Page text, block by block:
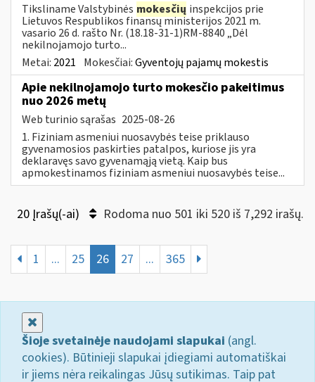
Tiksliname Valstybinės mokesčių inspekcijos prie
Lietuvos Respublikos finansų ministerijos 2021 m.
vasario 26 d. rašto Nr. (18.18-31-1)RM-8840 „Dėl
nekilnojamojo turto...
Metai: 2021 Mokesčiai:Gyventojų pajamų mokestis
Apie nekilnojamojo turto mokesčio pakeitimus
nuo 2026 metų
Web turinio sąrašas 2025-08-26
1. Fiziniam asmeniui nuosavybės teise priklauso
gyvenamosios paskirties patalpos, kuriose jis yra
deklaravęs savo gyvenamąją vietą. Kaip bus
apmokestinamos fiziniam asmeniui nuosavybės teise...
20 Įrašų(-ai) Rodoma nuo 501 iki 520 iš 7,292 irašų.
1 ... 25 26 27 ... 365
Šioje svetainėje naudojami slapukai (angl.
cookies). Būtinieji slapukai įdiegiami automatiškai
ir jiems nėra reikalingas Jūsų sutikimas. Taip pat